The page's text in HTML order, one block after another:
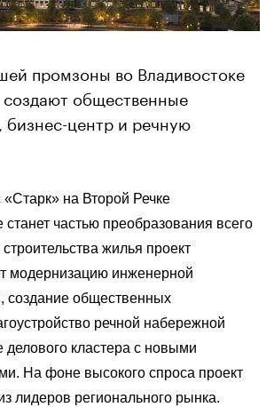
промзоны во Владивостоке
создают общественные
бизнес-центр и речную
на Второй Речке
станет частью преобразования всего
жилья проект
модернизацию инженерной
создание общественных
речной набережной
кластера с новыми
На фоне высокого спроса проект
лидеров регионального рынка.